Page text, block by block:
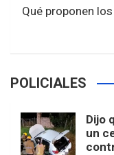
Qué proponen
POLICIALES
Dijo
un